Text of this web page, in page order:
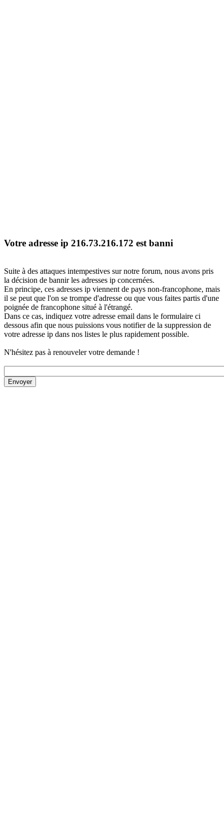
Votre adresse ip 216.73.216.172 est banni
Suite à des attaques intempestives sur notre forum, nous avons pris
la décision de bannir les adresses ip concernées.
En principe, ces adresses ip viennent de pays non-francophone, mais
il se peut que l'on se trompe d'adresse ou que vous faites partis d'une
poignée de francophone situé à l'étrangé.
Dans ce cas, indiquez votre adresse email dans le formulaire ci
dessous afin que nous puissions vous notifier de la suppression de
votre adresse ip dans nos listes le plus rapidement possible.
N'hésitez pas à renouveler votre demande !